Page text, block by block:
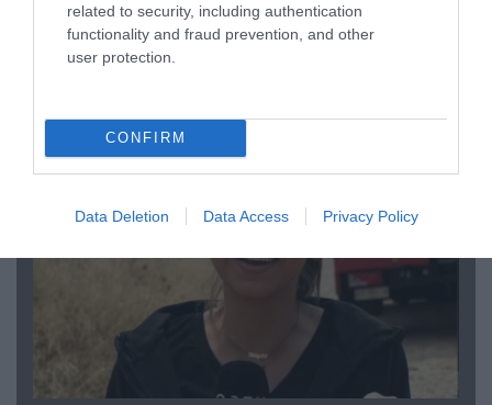
related to security, including authentication
functionality and fraud prevention, and other
user protection.
CONFIRM
Data Deletion Data Access Privacy Policy
04.08.2026 | 15:02